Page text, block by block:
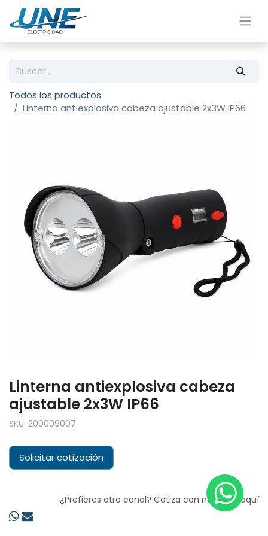
Todos los productos
Linterna antiexplosiva cabeza ajustable 2x3W IP66
Linterna antiexplosiva cabeza
ajustable 2x3W IP66
SKU: 200009007
Solicitar cotización
¿Prefieres otro canal? Cotiza con nosotros aquí